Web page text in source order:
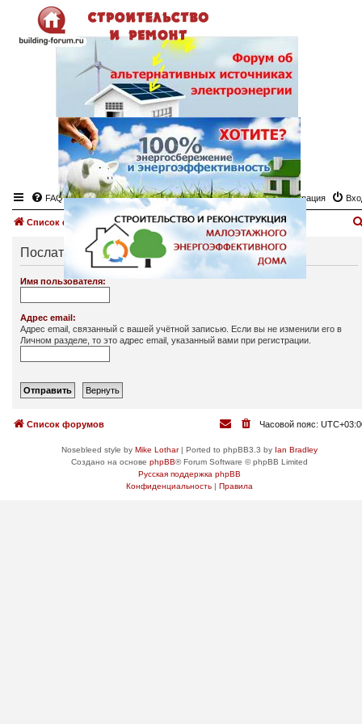
FAQ Регистрация
Список форумов
Послать письмо для активации учётной записи
Имя пользователя:
Адрес email:
Адрес email, связанный с вашей учётной записью. Если вы не изменили его в
Личном разделе, то это адрес email, указанный вами при регистрации.
Список форумов Часовой пояс:
Nosebleed style by Mike Lothar| Ported to phpBB3.3 by Ian Bradley
Создано на основе phpBB® Forum Software © phpBB Limited
Русская поддержка phpBB
Конфиденциальность| Правила